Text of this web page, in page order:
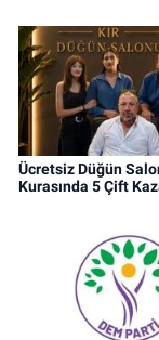
Ücretsiz Düğün
Kurasında 5 Çift